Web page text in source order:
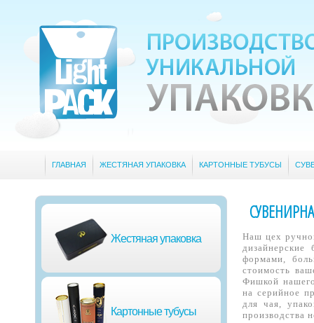
ГЛАВНАЯ ЖЕСТЯНАЯ УПАКОВКА КАРТОННЫЕ ТУБУСЫ
Жестяная упаковка
Картонные тубусы
Наш цех
формами,
стоимость
Фишкой нашего
на серийное
для чая,
производства